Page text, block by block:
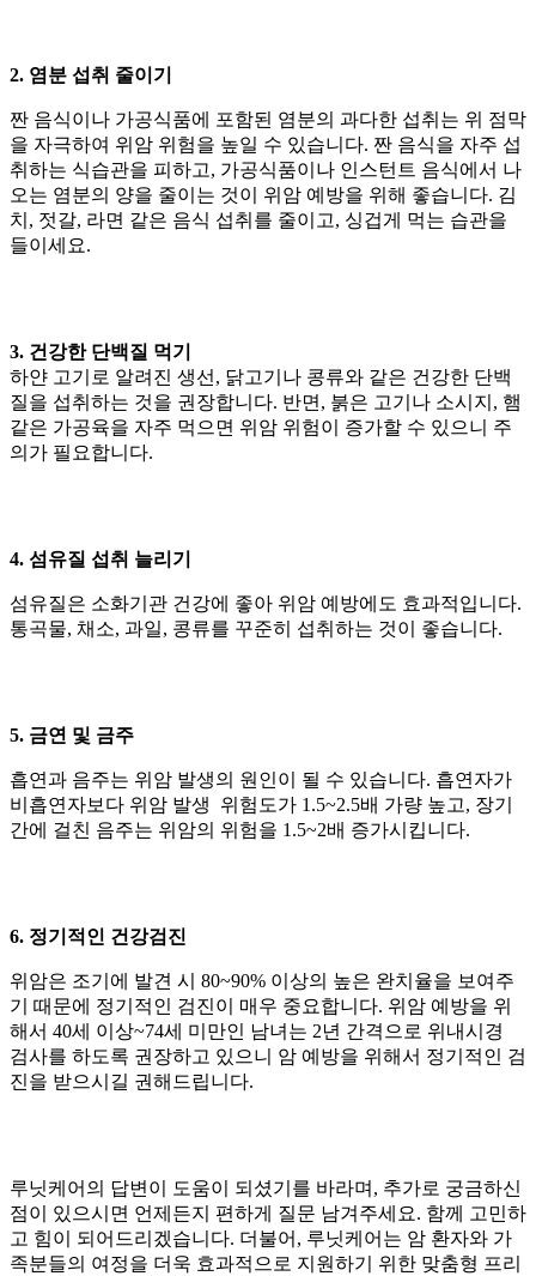
2. 염분 섭취 줄이기
짠 음식이나 가공식품에 포함된 염분의 과다한 섭취는 위 점막
을 자극하여 위암 위험을 높일 수 있습니다. 짠 음식을 자주 섭
취하는 식습관을 피하고, 가공식품이나 인스턴트 음식에서 나
오는 염분의 양을 줄이는 것이 위암 예방을 위해 좋습니다. 김
치, 젓갈, 라면 같은 음식 섭취를 줄이고, 싱겁게 먹는 습관을
들이세요.
3. 건강한 단백질 먹기
하얀 고기로 알려진 생선, 닭고기나 콩류와 같은 건강한 단백
질을 섭취하는 것을 권장합니다. 반면, 붉은 고기나 소시지, 햄
같은 가공육을 자주 먹으면 위암 위험이 증가할 수 있으니 주
의가 필요합니다.
4. 섬유질 섭취 늘리기
섬유질은 소화기관 건강에 좋아 위암 예방에도 효과적입니다.
통곡물, 채소, 과일, 콩류를 꾸준히 섭취하는 것이 좋습니다.
5. 금연 및 금주
흡연과 음주는 위암 발생의 원인이 될 수 있습니다. 흡연자가
비흡연자보다 위암 발생 위험도가 1.5~2.5배 가량 높고, 장기
간에 걸친 음주는 위암의 위험을 1.5~2배 증가시킵니다.
6. 정기적인 건강검진
위암은 조기에 발견 시 80~90% 이상의 높은 완치율을 보여주
기 때문에 정기적인 검진이 매우 중요합니다. 위암 예방을 위
해서 40세 이상~74세 미만인 남녀는 2년 간격으로 위내시경
검사를 하도록 권장하고 있으니 암 예방을 위해서 정기적인 검
진을 받으시길 권해드립니다.
루닛케어의 답변이 도움이 되셨기를 바라며, 추가로 궁금하신
점이 있으시면 언제든지 편하게 질문 남겨주세요. 함께 고민하
고 힘이 되어드리겠습니다. 더불어, 루닛케어는 암 환자와 가
족분들의 여정을 더욱 효과적으로 지원하기 위한 맞춤형 프리